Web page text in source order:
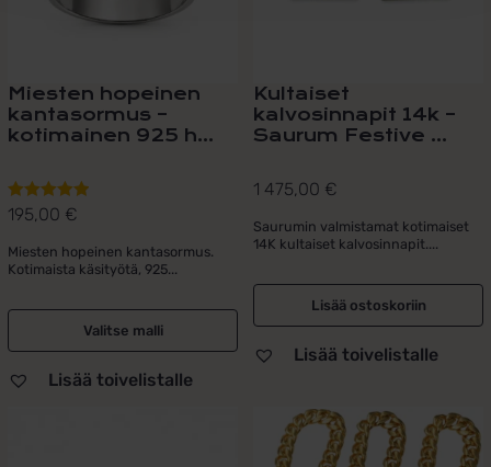
Miesten hopeinen
kantasormus –
kotimainen 925 h...
Arvostelu
5.00/ 5
195,00 €
Miesten hopeinen kantasormus.
Kotimaista käsityötä, 925...
Valitse malli
Lisää toivelistalle
Kultaiset
kalvosinnapit 14k –
Saurum Festive ...
1 475,00 €
Saurumin valmistamat kotimaiset
14K kultaiset kalvosinnapit....
Lisää ostoskoriin
Lisää toivelistalle
tuotteella